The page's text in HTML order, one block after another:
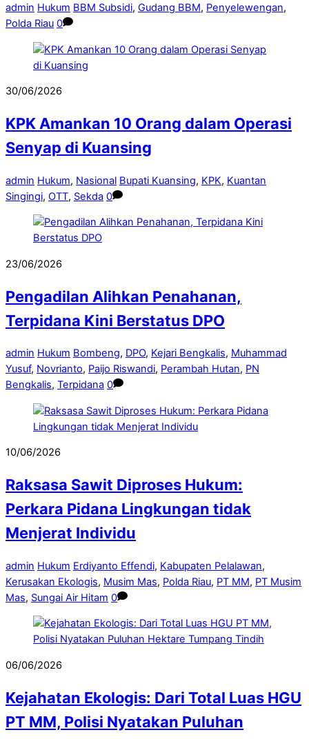
admin Hukum BBM Subsidi, Gudang BBM, Penyelewengan,
Polda Riau 0
30/06/2026
KPK Amankan 10 Orang dalam Operasi
Senyap di Kuansing
admin Hukum, Nasional Bupati Kuansing, KPK, Kuantan
Singingi, OTT, Sekda 0
23/06/2026
Pengadilan Alihkan Penahanan,
Terpidana Kini Berstatus DPO
admin Hukum Bombeng, DPO, Kejari Bengkalis, Muhammad
Yusuf, Novrianto, Paijo Riswandi, Perambah Hutan, PN
Bengkalis, Terpidana 0
10/06/2026
Raksasa Sawit Diproses Hukum:
Perkara Pidana Lingkungan tidak
Menjerat Individu
admin Hukum Erdiyanto Effendi, Kabupaten Pelalawan,
Kerusakan Ekologis, Musim Mas, Polda Riau, PT MM, PT Musim
Mas, Sungai Air Hitam 0
06/06/2026
Kejahatan Ekologis: Dari Total Luas HGU
PT MM, Polisi Nyatakan Puluhan